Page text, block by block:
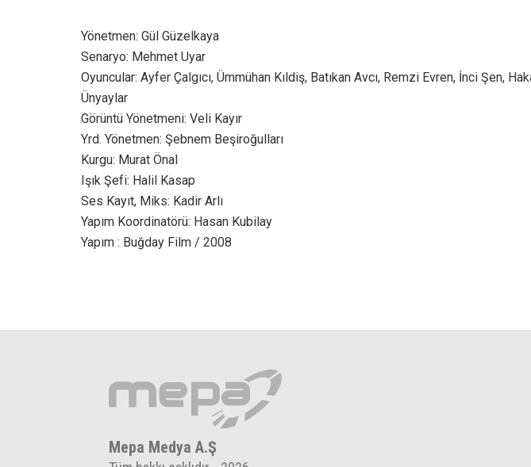
Yönetmen: Gül Güzelkaya
Senaryo: Mehmet Uyar
Oyuncular: Ayfer Çalgıcı, Ümmühan Kıldiş, Batıkan Avcı, Remzi Evren, İnci Şen,
Ünyaylar
Görüntü Yönetmeni: Veli Kayır
Yrd. Yönetmen: Şebnem Beşiroğulları
Kurgu: Murat Önal
Işık Şefi: Halil Kasap
Ses Kayıt, Miks: Kadir Arlı
Yapım Koordinatörü: Hasan Kubilay
Yapım : Buğday Film / 2008
Mepa Medya A.Ş